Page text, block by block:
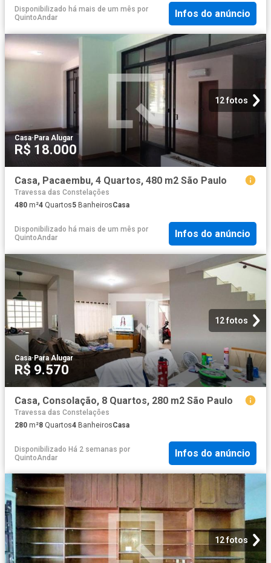
Disponibilizado há mais de um mês por
QuintoAndar
Infos do anúncio
12 fotos
Casa· Para Alugar
R$ 18.000
Casa, Pacaembu, 4 Quartos, 480 m2 São Paulo
Travessa das Constelações
480 m²4 Quartos5 BanheirosCasa
Disponibilizado há mais de um mês por
QuintoAndar
Infos do anúncio
12 fotos
Casa·Para Alugar
R$ 9.570
Casa, Consolação, 8 Quartos, 280 m2 São Paulo
Travessa das Constelações
280 m²8 Quartos4 BanheirosCasa
Disponibilizado Há 2 semanas por
QuintoAndar
Infos do anúncio
12 fotos